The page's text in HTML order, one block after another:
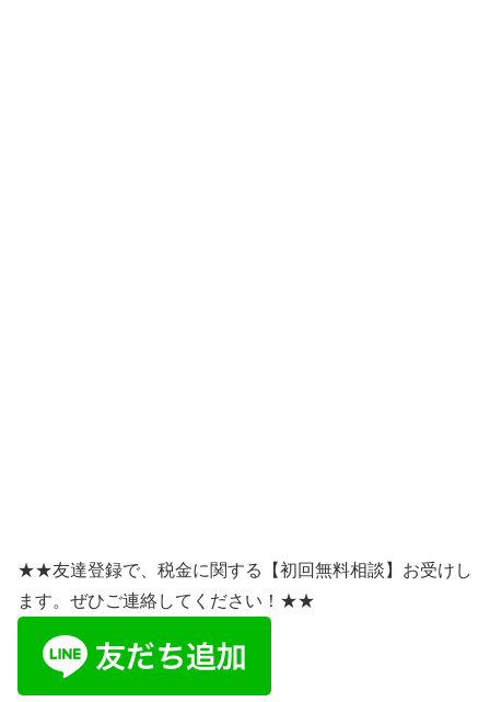
★★友達登録で、税金に関する【初回無料相談】お受けし
ます。ぜひご連絡してください！★★